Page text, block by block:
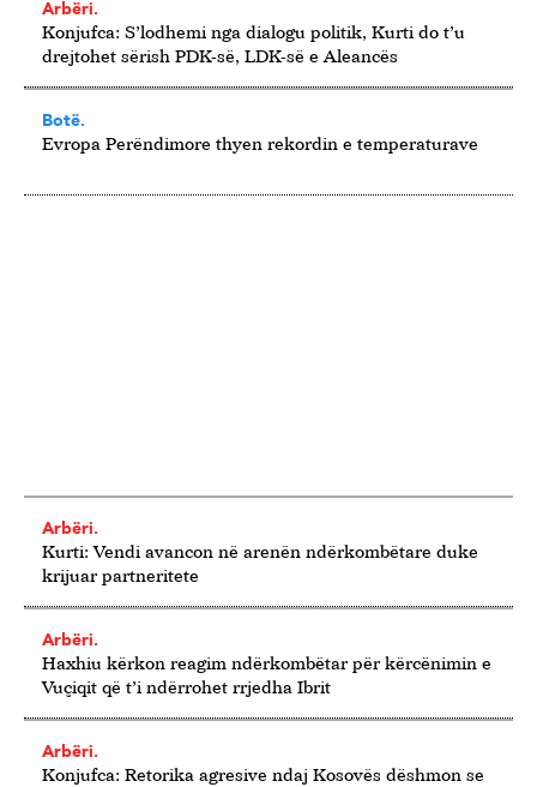
Arbëri.
Konjufca: S’lodhemi nga dialogu politik, Kurti do t’u
drejtohet sërish PDK-së, LDK-së e Aleancës
Botë.
Evropa Perëndimore thyen rekordin e temperaturave
Arbëri.
Kurti: Vendi avancon në arenën ndërkombëtare duke
krijuar partneritete
Arbëri.
Haxhiu kërkon reagim ndërkombëtar për kërcënimin e
Vuçiqit që t’i ndërrohet rrjedha Ibrit
Arbëri.
Konjufca: Retorika agresive ndaj Kosovës dëshmon se